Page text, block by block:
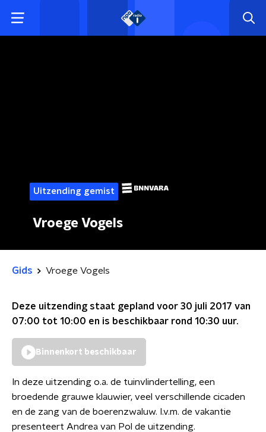
Uitzending gemist
Vroege Vogels
Gids Vroege Vogels
Deze uitzending staat gepland voor 30 juli 2017 van
07:00 tot 10:00 en is beschikbaar rond 10:30 uur.
Binnenkort beschikbaar
In deze uitzending o.a. de tuinvlindertelling, een
broedende grauwe klauwier, veel verschillende cicaden
en de zang van de boerenzwaluw. I.v.m. de vakantie
presenteert Andrea van Pol de uitzending.